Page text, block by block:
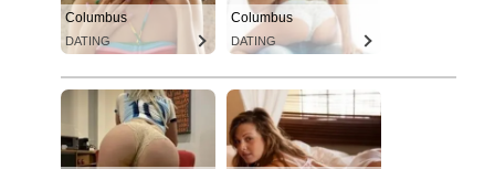
Columbus
DATING
Columbus
DATING